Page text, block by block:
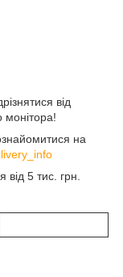
від
монітора!
на
5 тис. грн.